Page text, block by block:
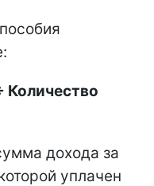
дохода за
уплачен